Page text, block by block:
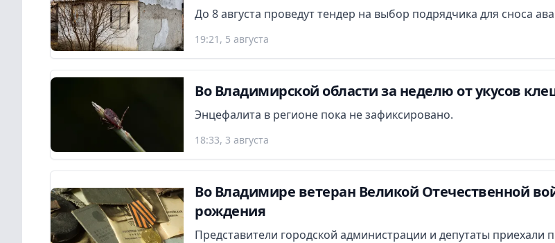
До 8 августа проведут тендер на выбор подрядчика для сноса
19:21, 5 августа
Во Владимирской области за неделю от укусов
Энцефалита в регионе пока не зафиксировано.
18:33, 3 августа
Во Владимире ветеран Великой Отечественной
рождения
Представители городской администрации и депутаты приехали